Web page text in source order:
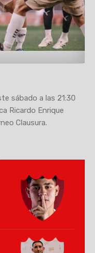
sábado a las 21:30
Ricardo Enrique
Clausura.